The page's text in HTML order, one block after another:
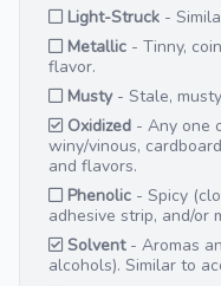
Light-Struck -
Metallic - Tinny,
flavor.
Musty- Stale,
Oxidized - Any one
winy/vinous,
and flavors.
Phenolic - Spicy
adhesive strip, and/or
Solvent- Aromas
alcohols). Similar to